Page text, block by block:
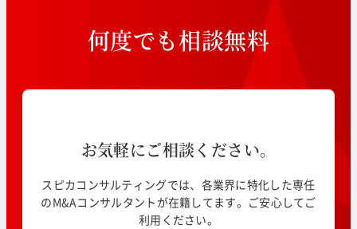
何度でも相談無料
お気軽にご相談ください。
スピカコンサルティングでは、各業界に特化した専任
のM&Aコンサルタントが在籍してます。ご安心してご
利用ください。